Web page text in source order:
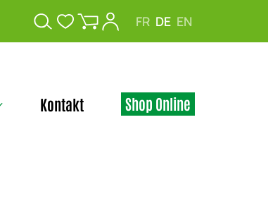
FR DE EN
Kontakt Shop Online